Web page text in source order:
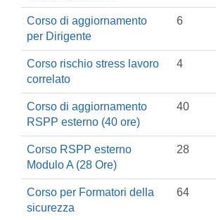
Corso di aggiornamento
per Dirigente
6
Corso rischio stress lavoro
correlato
4
Corso di aggiornamento
RSPP esterno (40 ore)
40
Corso RSPP esterno
Modulo A (28 Ore)
28
Corso per Formatori della
sicurezza
64